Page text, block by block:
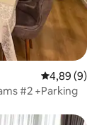
Note
4,89 (9)
#2 +Parking